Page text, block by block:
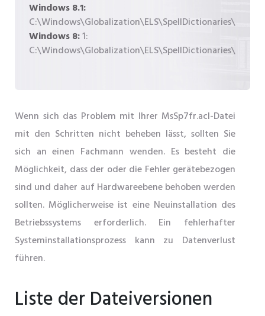
Windows 8.1:
C:\Windows\Globalization\ELS\SpellDictionaries\
Windows 8:1:
C:\Windows\Globalization\ELS\SpellDictionaries\
Wenn sich das Problem mit Ihrer MsSp7fr.acl-Datei
mit den Schritten nicht beheben lässt, sollten Sie
sich an einen Fachmann wenden. Es besteht die
Möglichkeit, dass der oder die Fehler gerätebezogen
sind und daher auf Hardwareebene behoben werden
sollten. Möglicherweise ist eine Neuinstallation des
Betriebssystems erforderlich. Ein fehlerhafter
Systeminstallationsprozess kann zu Datenverlust
führen.
Liste der Dateiversionen